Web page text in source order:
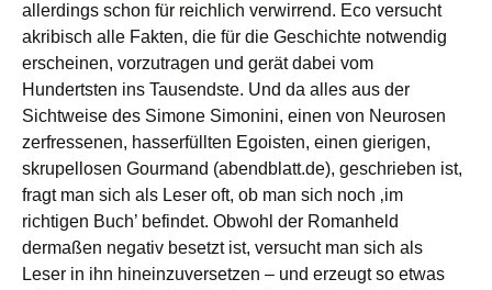
allerdings schon für reichlich verwirrend. Eco versucht
akribisch alle Fakten, die für die Geschichte notwendig
erscheinen, vorzutragen und gerät dabei vom
Hundertsten ins Tausendste. Und da alles aus der
Sichtweise des Simone Simonini, einen von Neurosen
zerfressenen, hasserfüllten Egoisten, einen gierigen,
skrupellosen Gourmand (abendblatt.de), geschrieben ist,
fragt man sich als Leser oft, ob man sich noch ‚im
richtigen Buch’ befindet. Obwohl der Romanheld
dermaßen negativ besetzt ist, versucht man sich als
Leser in ihn hineinzuversetzen – und erzeugt so etwas